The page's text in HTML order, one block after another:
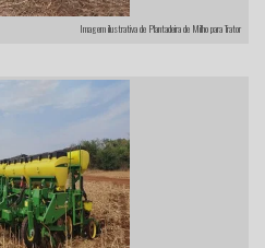
Imagem ilustrativa de Plantadeira de Milho para Trator